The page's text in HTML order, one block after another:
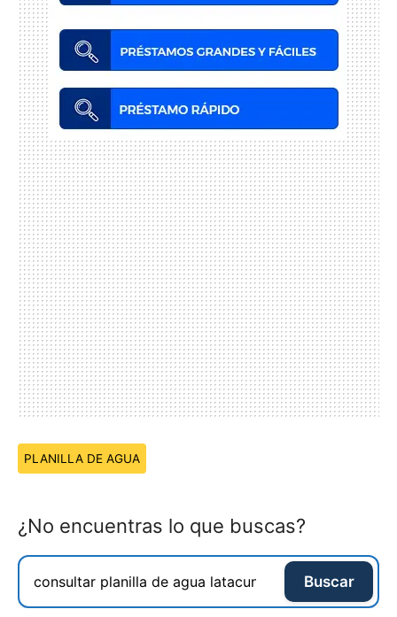
Temas:
PLANILLA DE AGUA
¿No encuentras lo que buscas?
Buscar